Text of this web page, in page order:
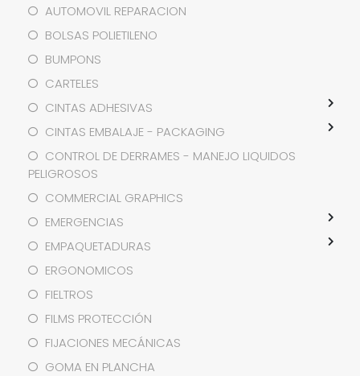
AUTOMOVIL REPARACION
BOLSAS POLIETILENO
BUMPONS
CARTELES
CINTAS ADHESIVAS
CINTAS EMBALAJE - PACKAGING
CONTROL DE DERRAMES - MANEJO LIQUIDOS
PELIGROSOS
COMMERCIAL GRAPHICS
EMERGENCIAS
EMPAQUETADURAS
ERGONOMICOS
FIELTROS
FILMS PROTECCIÓN
FIJACIONES MECÁNICAS
GOMA EN PLANCHA